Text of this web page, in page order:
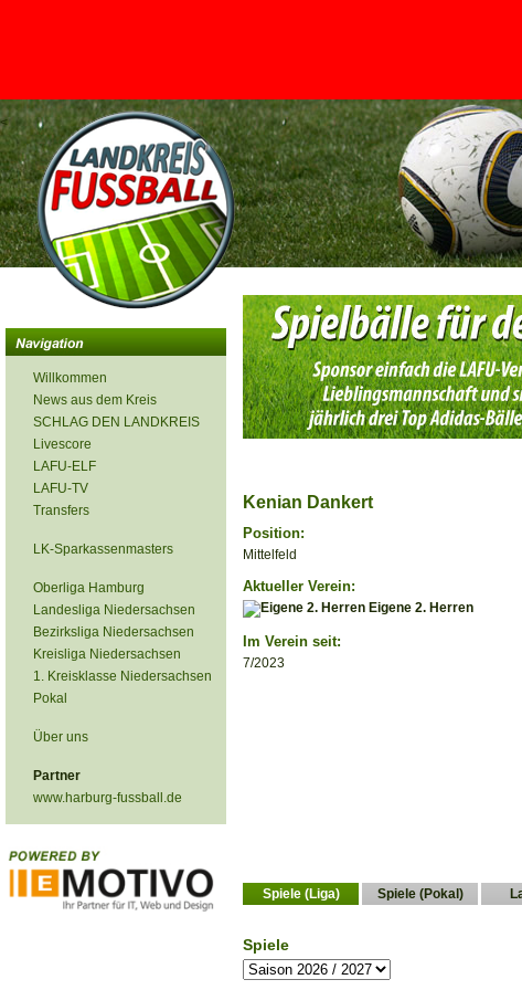
<
Willkommen
News aus dem Kreis
SCHLAG DEN LANDKREIS
Livescore
LAFU-ELF
LAFU-TV
Transfers
LK-Sparkassenmasters
Oberliga Hamburg
Landesliga Niedersachsen
Bezirksliga Niedersachsen
Kreisliga Niedersachsen
1. Kreisklasse Niedersachsen
Pokal
Über uns
Partner
www.harburg-fussball.de
Kenian Dankert
Position:
Mittelfeld
Aktueller Verein:
Eigene 2. Herren
Im Verein seit:
7/2023
Spiele (Liga) Spiele (Pokal)
Spiele